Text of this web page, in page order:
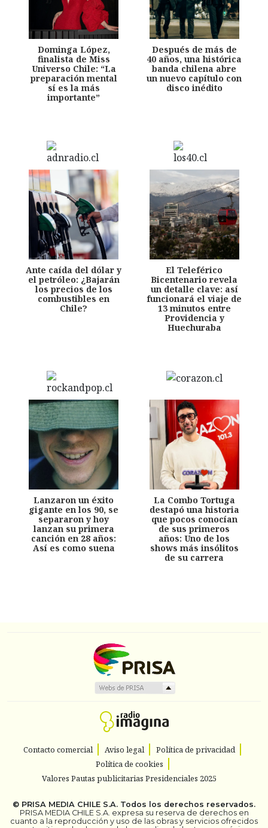
Dominga López,
finalista de Miss
Universo Chile: “La
preparación mental
sí es la más
importante”
Después de más de
40 años, una histórica
banda chilena abre
un nuevo capítulo con
disco inédito
Ante caída del dólar y
el petróleo: ¿Bajarán
los precios de los
combustibles en
Chile?
El Teleférico
Bicentenario revela
un detalle clave: así
funcionará el viaje de
13 minutos entre
Providencia y
Huechuraba
Lanzaron un éxito
gigante en los 90, se
separaron y hoy
lanzan su primera
canción en 28 años:
Así es como suena
La Combo Tortuga
destapó una historia
que pocos conocían
de sus primeros
años: Uno de los
shows más insólitos
de su carrera
Contacto comercial Aviso legal
Política de privacidad
Política de cookies
Valores Pautas publicitarias Presidenciales 2025
© PRISA MEDIA CHILE S.A. Todos los derechos reservados.
PRISA MEDIA CHILE S.A. expresa su reserva de derechos en
cuanto a la reproducción y uso de las obras y servicios ofrecidos